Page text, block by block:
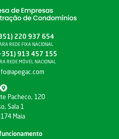
220 937 654
REDE FIXA NACIONAL
913 457 155
REDE MÓVEL NACIONAL
Pacheco, 120
Sala 1
Maia